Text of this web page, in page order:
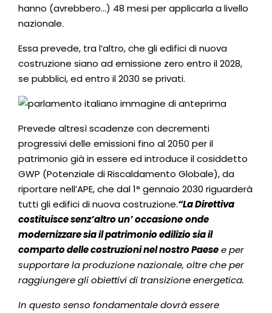
hanno (avrebbero…) 48 mesi per applicarla a livello
nazionale.
Essa prevede, tra l’altro, che gli edifici di nuova
costruzione siano ad emissione zero entro il 2028,
se pubblici, ed entro il 2030 se privati.
Prevede altresì scadenze con decrementi
progressivi delle emissioni fino al 2050 per il
patrimonio già in essere ed introduce il cosiddetto
GWP (Potenziale di Riscaldamento Globale), da
riportare nell’APE, che dal 1° gennaio 2030 riguarderà
tutti gli edifici di nuova costruzione.“La Direttiva
costituisce senz’altro un’ occasioneonde
modernizzare sia il patrimonio edilizio sia il
comparto delle costruzioni nel nostro Paesee per
supportare la produzione nazionale, oltre che per
raggiungere gli obiettivi di transizione energetica.
In questo senso fondamentale dovrà essere